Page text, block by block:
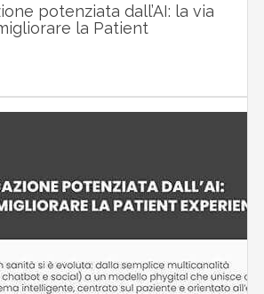
potenziata dall’AI: la via
la Patient